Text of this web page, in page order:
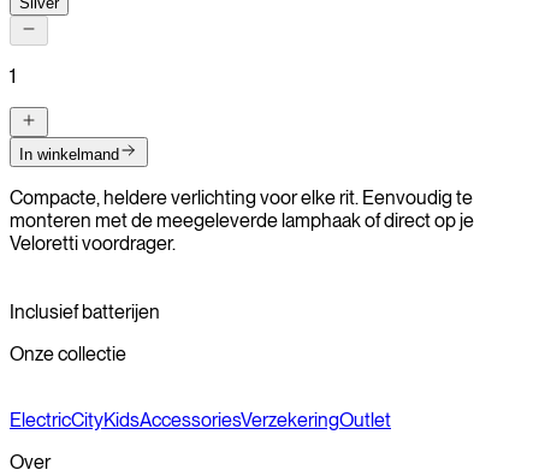
1
In winkelmand
Compacte, heldere verlichting voor elke rit. Eenvoudig te
monteren met de meegeleverde lamphaak of direct op je
Veloretti voordrager.
Inclusief batterijen
Onze collectie
ElectricCityKidsAccessoriesVerzekeringOutlet
Over